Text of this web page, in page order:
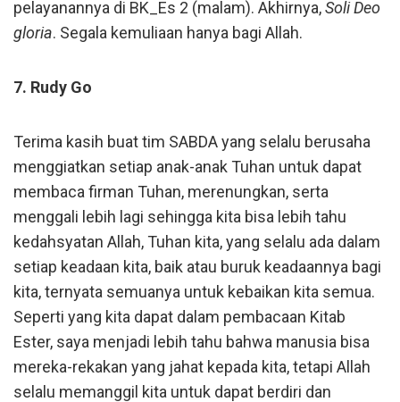
pelayanannya di BK_Es 2 (malam). Akhirnya,Soli Deo
gloria. Segala kemuliaan hanya bagi Allah.
7. Rudy Go
Terima kasih buat tim SABDA yang selalu berusaha
menggiatkan setiap anak-anak Tuhan untuk dapat
membaca firman Tuhan, merenungkan, serta
menggali lebih lagi sehingga kita bisa lebih tahu
kedahsyatan Allah, Tuhan kita, yang selalu ada dalam
setiap keadaan kita, baik atau buruk keadaannya bagi
kita, ternyata semuanya untuk kebaikan kita semua.
Seperti yang kita dapat dalam pembacaan Kitab
Ester, saya menjadi lebih tahu bahwa manusia bisa
mereka-rekakan yang jahat kepada kita, tetapi Allah
selalu memanggil kita untuk dapat berdiri dan